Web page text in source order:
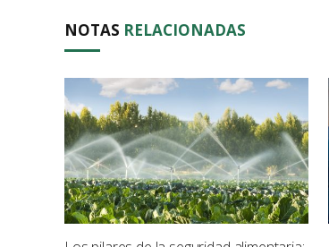
NOTAS RELACIONADAS